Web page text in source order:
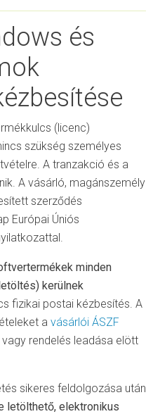
és
(licenc)
szükség személyes
A tranzakció és a
A vásárló, magánszemély
szerződés
Európai Úniós
minden
kerülnek
fizikai postai kézbesítés. A
a vásárlói ÁSZF
rendelés leadása elött
sikeres feldolgozása után
letölthető, elektronikus